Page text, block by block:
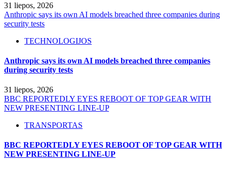
31 liepos, 2026
Anthropic says its own AI models breached three companies during
security tests
TECHNOLOGIJOS
Anthropic says its own AI models breached three companies
during security tests
31 liepos, 2026
BBC REPORTEDLY EYES REBOOT OF TOP GEAR WITH
NEW PRESENTING LINE-UP
TRANSPORTAS
BBC REPORTEDLY EYES REBOOT OF TOP GEAR WITH
NEW PRESENTING LINE-UP